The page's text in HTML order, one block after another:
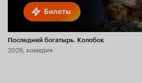
Билеты
Последний богатырь. Колобок
2026, комедия